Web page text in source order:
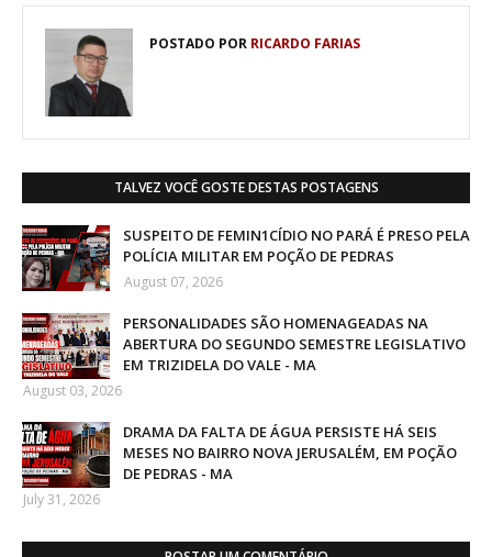
POSTADO POR RICARDO FARIAS
TALVEZ VOCÊ GOSTE DESTAS POSTAGENS
SUSPEITO DE FEMIN1CÍDIO NO PARÁ É PRESO PELA
POLÍCIA MILITAR EM POÇÃO DE PEDRAS
August 07, 2026
PERSONALIDADES SÃO HOMENAGEADAS NA
ABERTURA DO SEGUNDO SEMESTRE LEGISLATIVO
EM TRIZIDELA DO VALE - MA
August 03, 2026
DRAMA DA FALTA DE ÁGUA PERSISTE HÁ SEIS
MESES NO BAIRRO NOVA JERUSALÉM, EM POÇÃO
DE PEDRAS - MA
July 31, 2026